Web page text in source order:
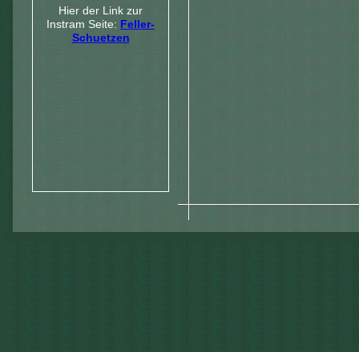
Hier der Link zur
Instram Seite: Feller-
Schuetzen